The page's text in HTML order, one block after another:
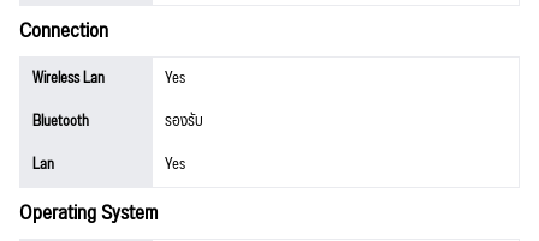
Connection
Wireless Lan
Yes
Bluetooth
รองรับ
Lan
Yes
Operating System